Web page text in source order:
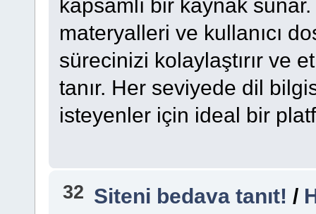
materyalleri ve kullanıcı
sürecinizi kolaylaştırır ve
tanır. Her seviyede dil
isteyenler için ideal bir
32 Siteni bedava tanıt! /